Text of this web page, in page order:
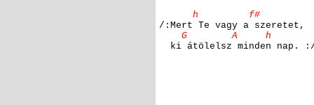
h f#
/:Mert Te vagy a szeretet,
G A h
ki átölelsz minden nap.